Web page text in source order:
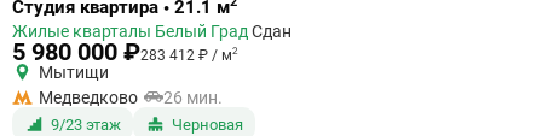
квартиру
Студия квартира • 21.1 м
Жилые кварталы Белый Град Сдан
5 980 000 ₽283 412 ₽ / м2
Мытищи
Медведково
26 мин.
9/23 этаж
Черновая